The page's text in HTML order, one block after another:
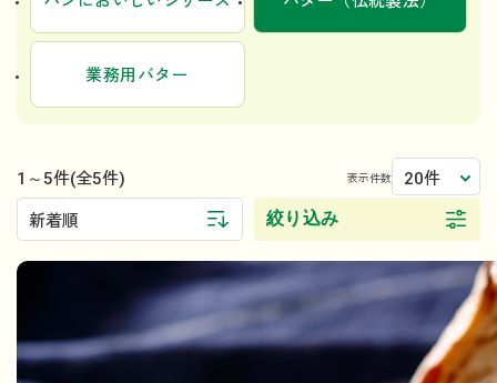
業務用バター
1～5件(全5件) 表示件数 20件
新着順 絞り込み